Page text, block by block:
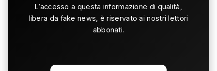
L’accesso a questa informazione di qualità,
libera da fake news, è riservato ai nostri lettori
abbonati.